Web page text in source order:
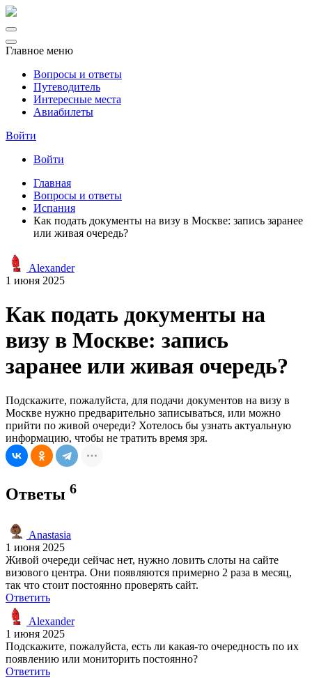
Главное меню
Вопросы и ответы
Путеводитель
Интересные места
Авиабилеты
Войти
Войти
Главная
Вопросы и ответы
Испания
Как подать документы на визу в Москве: запись заранее
или живая очередь?
Alexander
1 июня 2025
Как подать документы на
визу в Москве: запись
заранее или живая очередь?
Подскажите, пожалуйста, для подачи документов на визу в
Москве нужно предварительно записываться, или можно
прийти по живой очереди? Хотелось бы узнать актуальную
информацию, чтобы не тратить время зря.
Ответы 6
Anastasia
1 июня 2025
Живой очереди сейчас нет, нужно ловить слоты на сайте
визового центра. Они появляются примерно 2 раза в месяц,
так что стоит постоянно проверять сайт.
Ответить
Alexander
1 июня 2025
Подскажите, пожалуйста, есть ли какая-то очередность по их
появлению или мониторить постоянно?
Ответить